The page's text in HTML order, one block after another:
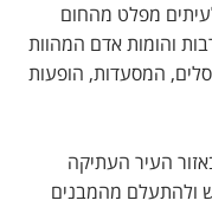
מפלט מהחום
והומות אדם המהוות
המסעדות, הופעות
העיר העתיקה
ולהתעלם מהמבנים